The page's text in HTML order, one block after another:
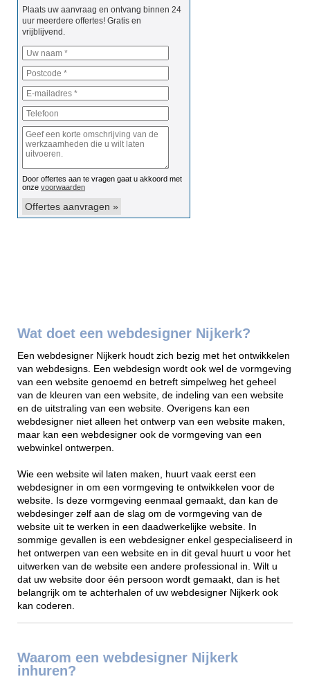
Wat doet een webdesigner Nijkerk?
Een webdesigner Nijkerk houdt zich bezig met het ontwikkelen
van webdesigns. Een webdesign wordt ook wel de vormgeving
van een website genoemd en betreft simpelweg het geheel
van de kleuren van een website, de indeling van een website
en de uitstraling van een website. Overigens kan een
webdesigner niet alleen het ontwerp van een website maken,
maar kan een webdesigner ook de vormgeving van een
webwinkel ontwerpen.
Wie een website wil laten maken, huurt vaak eerst een
webdesigner in om een vormgeving te ontwikkelen voor de
website. Is deze vormgeving eenmaal gemaakt, dan kan de
webdesinger zelf aan de slag om de vormgeving van de
website uit te werken in een daadwerkelijke website. In
sommige gevallen is een webdesigner enkel gespecialiseerd in
het ontwerpen van een website en in dit geval huurt u voor het
uitwerken van de website een andere professional in. Wilt u
dat uw website door één persoon wordt gemaakt, dan is het
belangrijk om te achterhalen of uw webdesigner Nijkerk ook
kan coderen.
Waarom een webdesigner Nijkerk
inhuren?